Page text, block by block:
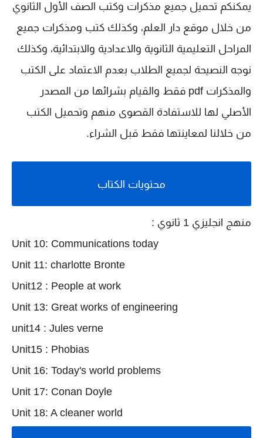
يمكنكم تحميل جميع مذكرات وكتب الصف الأول الثانوي
من خلال موقع دار العلم، وكذلك كتب ومذكرات جميع
المراحل التعليمية الثانوية والاعدادية والابتدائية، وكذلك
نوجه النصيحة لجميع الطلاب بعدم الاعتماد على الكتب
والمذكرات pdf فقط والقيام بشرائها من المصدر
الأصلي لها للاستفادة القصوى منهم وتحميل الكتب
من خلالنا لمعاينتها فقط قبل الشراء.
محتويات الكتاب
منهج انجليزي
Unit 10: Communications today
Unit 11: charlotte Bronte
Unit12 : People at work
Unit 13: Great works of engineering
unit14 : Jules verne
Unit15 : Phobias
Unit 16: Today's world problems
Unit 17: Conan Doyle
Unit 18: A cleaner world